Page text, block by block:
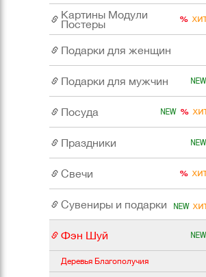
Картины Модули
Постеры
Подарки для женщин
Подарки для мужчин
Посуда
Праздники
Свечи
Сувениры и подарки
Фэн Шуй
Деревья Благополучия